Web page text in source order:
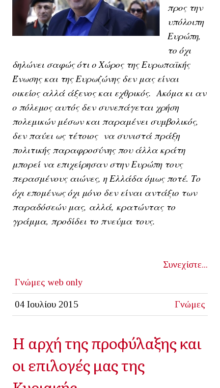
προς την
υπόλοιπη
Ευρώπη,
το όχι
δηλώνει σαφώς ότι ο Χώρος της Ευρωπαϊκής
Ένωσης και της Ευρωζώνης δεν μας είναι
οικείος αλλά άξενος και εχθρικός. Ακόμα κι αν
ο πόλεμος αυτός δεν συνεπάγεται χρήση
πολεμικών μέσων και παραμένει συμβολικός,
δεν παύει ως τέτοιος να συνιστά πράξη
πολιτικής παραφροσύνης που άλλα κράτη
μπορεί να επιχείρησαν στην Ευρώπη τους
περασμένους αιώνες, η Ελλάδα όμως ποτέ. Το
όχι επομένως όχι μόνο δεν είναι αντάξιο των
παραδόσεών μας, αλλά, κρατώντας το
γράμμα, προδίδει το πνεύμα τους.
Συνεχίστε...
Γνώμες web only
04 Ιουλίου 2015 Γνώμες
Η αρχή της προφύλαξης και
οι επιλογές μας της